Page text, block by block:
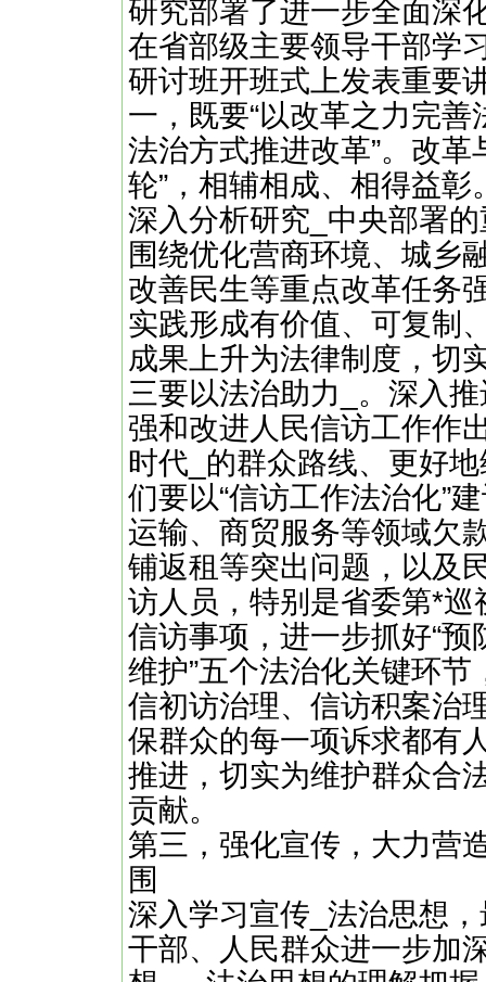
研究部署了进一步全面深
在省部级主要领导干部学
研讨班开班式上发表重要
一，既要“以改革之力完善
法治方式推进改革”。改
轮”，相辅相成、相得益
深入分析研究_中央部署
围绕优化营商环境、城乡
改善民生等重点改革任务
实践形成有价值、可复制
成果上升为法律制度，切
三要以法治助力_。深入
强和改进人民信访工作作
时代_的群众路线、更好
们要以“信访工作法治化”
运输、商贸服务等领域欠
铺返租等突出问题，以及
访人员，特别是省委第*
信访事项，进一步抓好“
维护”五个法治化关键环
信初访治理、信访积案治
保群众的每一项诉求都有
推进，切实为维护群众合
贡献。
第三，强化宣传，大力营
围
深入学习宣传_法治思想
干部、人民群众进一步加